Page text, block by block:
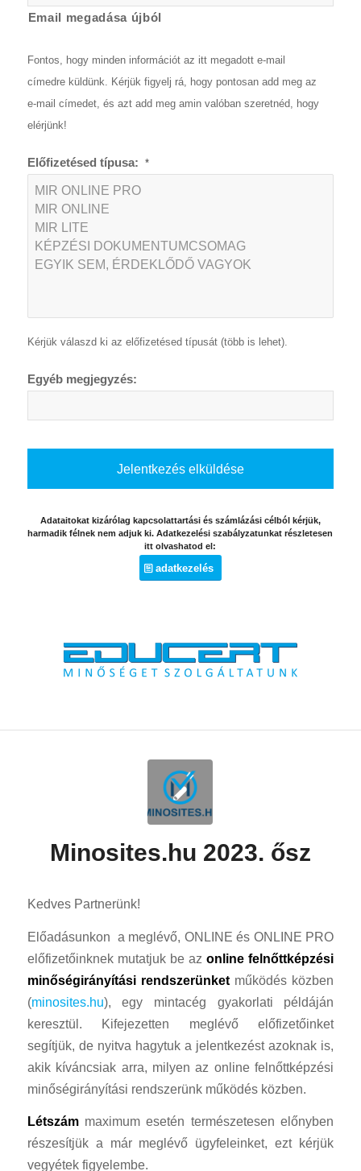
Email megadása újból
Fontos, hogy minden információt az itt megadott e-mail
címedre küldünk. Kérjük figyelj rá, hogy pontosan add meg az
e-mail címedet, és azt add meg amin valóban szeretnéd, hogy
elérjünk!
Előfizetésed típusa: *
Kérjük válaszd ki az előfizetésed típusát (több is lehet).
Egyéb megjegyzés:
Adataitokat kizárólag kapcsolattartási és számlázási célból kérjük,
harmadik félnek nem adjuk ki. Adatkezelési szabályzatunkat részletesen
itt olvashatod el:
adatkezelés
Minosites.hu 2023. ősz
Kedves Partnerünk!
Előadásunkon a meglévő, ONLINE és ONLINE PRO
előfizetőinknek mutatjuk be azonline felnőttképzési
minőségirányítási rendszerünketműködés közben
(minosites.hu), egy mintacég gyakorlati példáján
keresztül. Kifejezetten meglévő előfizetőinket
segítjük, de nyitva hagytuk a jelentkezést azoknak is,
akik kíváncsiak arra, milyen az online felnőttképzési
minőségirányítási rendszerünk működés közben.
Létszámmaximum esetén természetesen előnyben
részesítjük a már meglévő ügyfeleinket, ezt kérjük
vegyétek figyelembe.